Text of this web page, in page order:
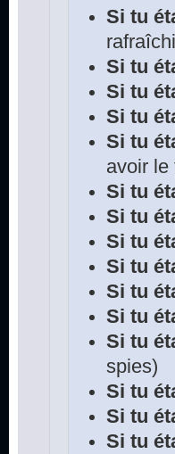
Si tu
Si tu
Si tu
Si tu
Si tu
avoir le
Si tu
Si tu
Si tu
Si tu
Si tu
Si tu
Si tu
spies)
Si tu
Si tu
Si tu